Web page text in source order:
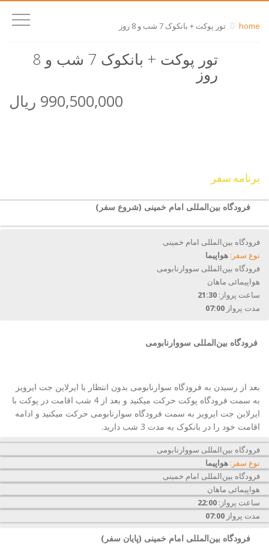
home تور پوکت + بانکوک 7 شب و 8 روز
تور پوکت + بانکوک 7 شب و 8
روز
990,500,000 ریال
برنامه سفر
فرودگاه بین‌المللی امام خمینی (شروع سفر)
فرودگاه بین‌المللی امام خمینی
نوع سفر: هواپیما
فرودگاه بین‌المللی سووارنابومی
هواپیمائی ماهان
ساعت پرواز: 21:30
مدت پرواز 07:00
فرودگاه بین‌المللی سووارنابومی
بعد از رسیدن به فرودگاه سوارنابومی بدون انتظار با ایرلاین جت ایرویز
به سمت فرودگاه پوکت حرکت میکنید و بعد از 4 شب اقامت در پوکت با
ایرلاین جت ایرویز به سمت فرودگاه سوارنابومی حرکت میکنید و ادامه
اقامت خود را در بانکوک به مدت 3 شب دارید.
فرودگاه بین‌المللی سووارنابومی
نوع سفر: هواپیما
فرودگاه بین‌المللی امام خمینی
هواپیمائی ماهان
ساعت پرواز: 22:00
مدت پرواز 07:00
فرودگاه بین‌المللی امام خمینی (پایان سفر)